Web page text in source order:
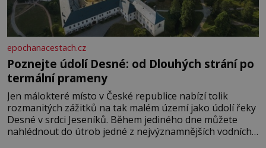
epochanacestach.cz
Poznejte údolí Desné: od Dlouhých strání po
termální prameny
Jen málokteré místo v České republice nabízí tolik
rozmanitých zážitků na tak malém území jako údolí řeky
Desné v srdci Jeseníků. Během jediného dne můžete
nahlédnout do útrob jedné z nejvýznamnějších vodních